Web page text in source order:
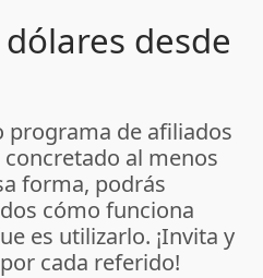
desde
programa de afiliados
al menos
forma, podrás
cómo funciona
es utilizarlo. ¡Invita y
cada referido!